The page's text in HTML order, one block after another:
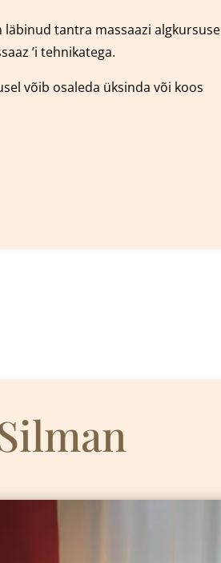
tantra massaazi algkursuse
’i tehnikatega.
võib osaleda üksinda või koos